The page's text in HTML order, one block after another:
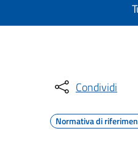
Condividi
Normativa di